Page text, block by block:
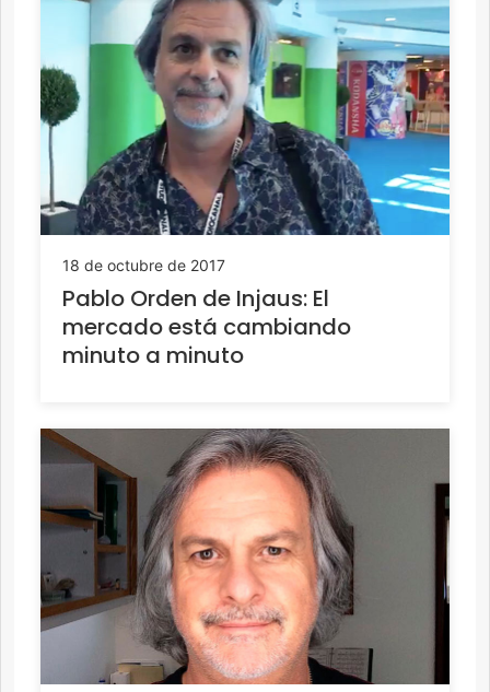
18 de octubre de 2017
Pablo Orden de Injaus: El
mercado está cambiando
minuto a minuto